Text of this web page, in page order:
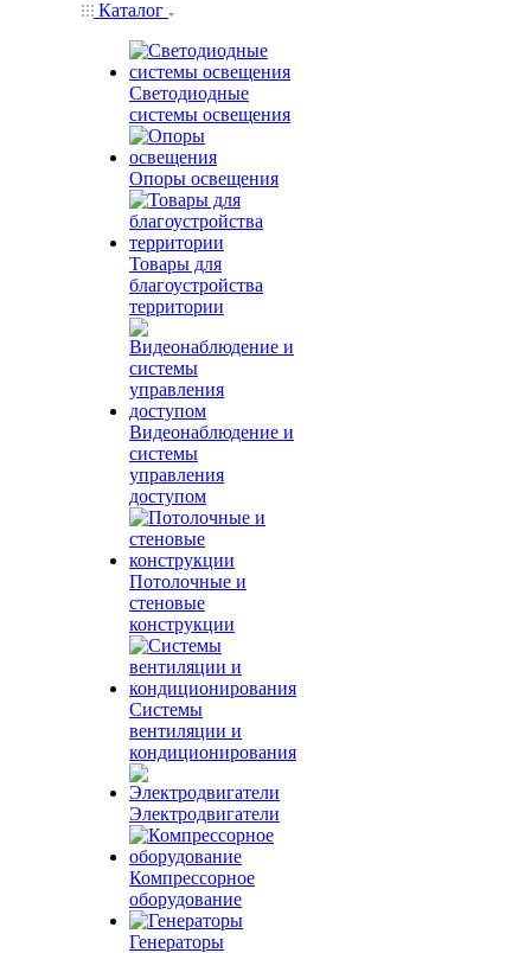
Каталог
Светодиодные
системы освещения
Опоры освещения
Товары для
благоустройства
территории
Видеонаблюдение и
системы
управления
доступом
Потолочные и
стеновые
конструкции
Системы
вентиляции и
кондиционирования
Электродвигатели
Компрессорное
оборудование
Генераторы